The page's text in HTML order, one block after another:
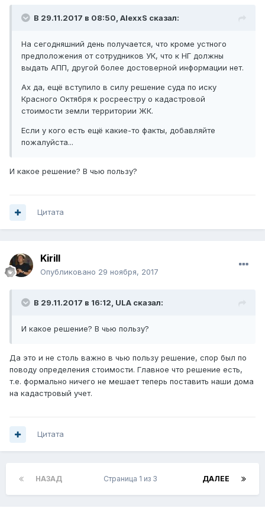
В 29.11.2017 в 08:50, AlexxS сказал:
На сегодняшний день получается, что кроме устного
предположения от сотрудников УК, что к НГ должны
выдать АПП, другой более достоверной информации нет.
Ах да, ещё вступило в силу решение суда по иску
Красного Октября к росреестру о кадастровой
стоимости земли территории ЖК.
Если у кого есть ещё какие-то факты, добавляйте
пожалуйста...
И какое решение? В чью пользу?
Цитата
Kirill
Опубликовано 29 ноября, 2017
В 29.11.2017 в 16:12, ULA сказал:
И какое решение? В чью пользу?
Да это и не столь важно в чью пользу решение, спор был по
поводу определения стоимости. Главное что решение есть,
т.е. формально ничего не мешает теперь поставить наши дома
на кадастровый учет.
Цитата
НАЗАД ДАЛЕЕ
Страница 1 из 3